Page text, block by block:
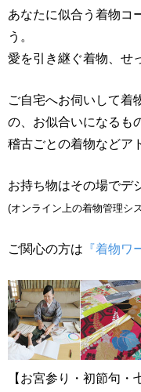
あなたに似合う着物コ
う。
愛を引き継ぐ着物、せ
ご自宅へお伺いして着
の、お似合いになるも
稽古ごとの着物などア
お持ち物はその場でデ
(オンライン上の着物管理シ
ご関心の方は 『着物ワ
【お宮参り・初節句